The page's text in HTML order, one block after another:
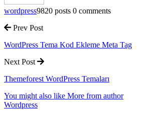
wordpress9820 posts 0 comments
Prev Post
WordPress Tema Kod Ekleme Meta Tag
Next Post
Themeforest WordPress Temaları
You might also like More from author
Wordpress